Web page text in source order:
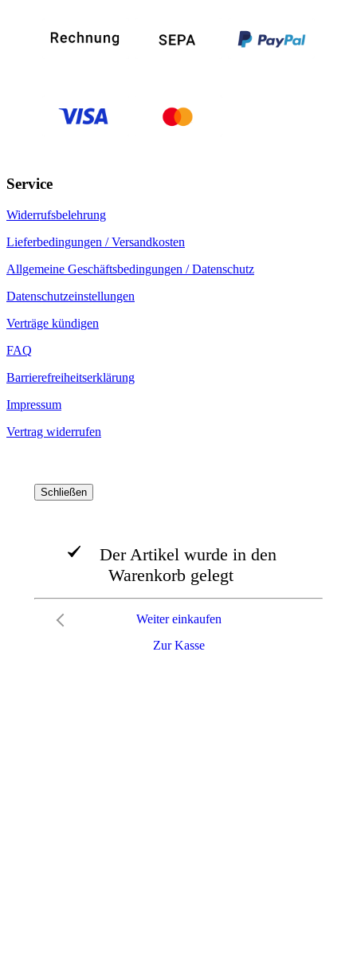
Service
Widerrufsbelehrung
Lieferbedingungen / Versandkosten
Allgemeine Geschäftsbedingungen / Datenschutz
Datenschutzeinstellungen
Verträge kündigen
FAQ
Barrierefreiheitserklärung
Impressum
Vertrag widerrufen
Schließen
Der Artikel wurde in den
Warenkorb gelegt
Zur Kasse
Weiter einkaufen